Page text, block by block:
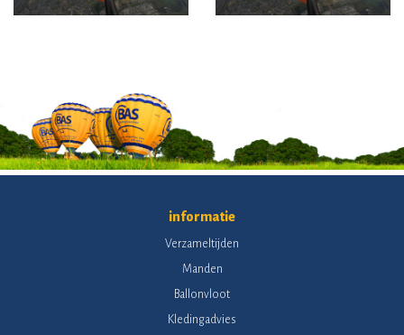
informatie
Verzameltijden
Manden
Ballonvloot
Kledingadvies